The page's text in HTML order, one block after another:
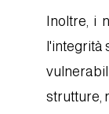
Inoltre, i
l'integrità
strutture,